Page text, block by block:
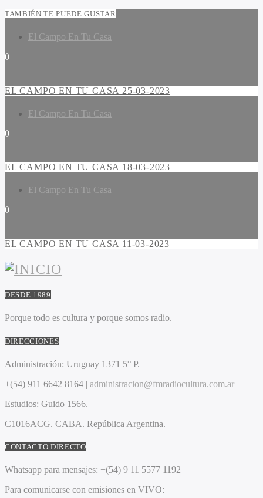
TAMBIÉN TE PUEDE GUSTAR
El Campo En Tu Casa
0
EL CAMPO EN TU CASA 25-03-2023
El Campo En Tu Casa
0
EL CAMPO EN TU CASA 18-03-2023
El Campo En Tu Casa
0
EL CAMPO EN TU CASA 11-03-2023
DESDE 1989
Porque todo es cultura y porque somos radio.
DIRECCIONES
Administración: Uruguay 1371 5° P.
+(54) 911 6642 8164 | administracion@fmradiocultura.com.ar
Estudios: Guido 1566.
C1016ACG. CABA. República Argentina.
CONTACTO DIRECTO
Whatsapp para mensajes: +(54) 9 11 5577 1192
Para comunicarse con emisiones en VIVO: